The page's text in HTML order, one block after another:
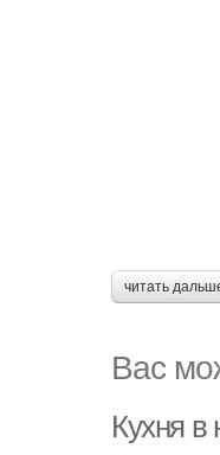
читать
Вас
Кухня в